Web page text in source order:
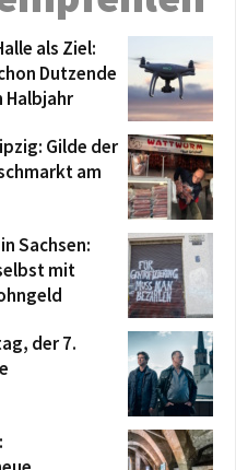
als Ziel:
Dutzende
Halbjahr
Gilde der
am
Sachsen:
mit
der 7.